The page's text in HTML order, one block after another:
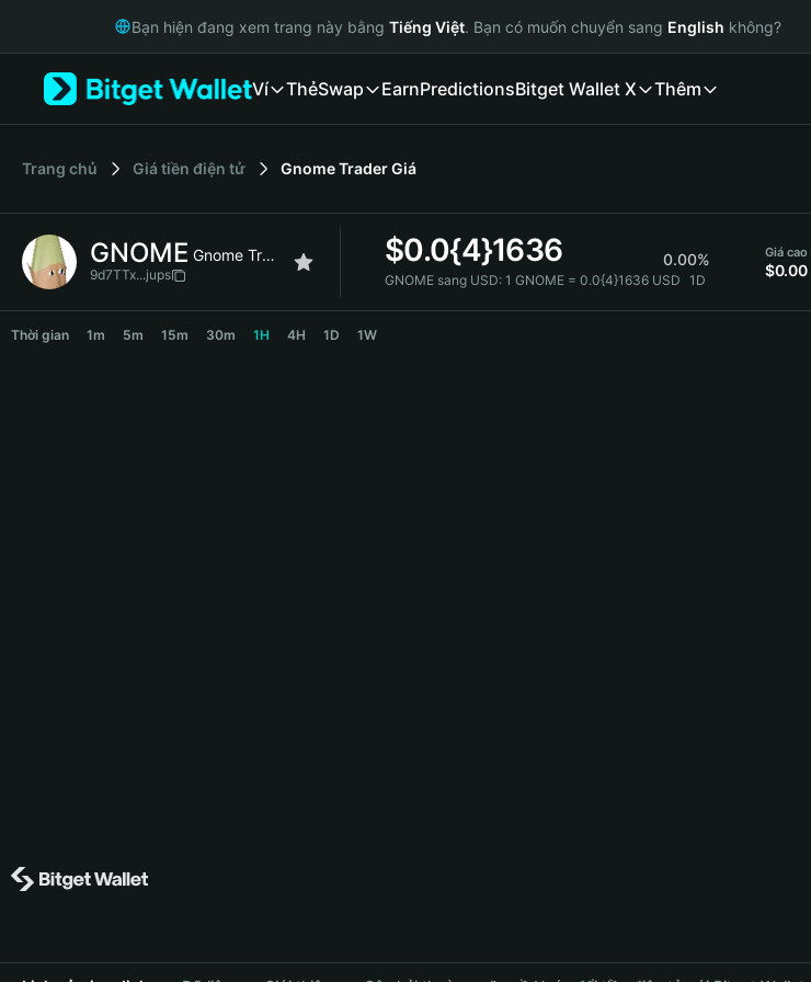
Русский
Italiano
简体中文
繁體中文
Bahasa Indonesia
Bạn hiện đang xem trang này bằng Tiếng Việt. Bạn có muốn chuyển sang English không?
Ví ThẻSwap EarnPredictionsBitget Wallet X Thêm
‌Trang chủ Giá tiền điện tử Gnome TraderGiá
GNOME Gnome Trader
9d7TTx...jups
$0.0{4}1636 0.00%
GNOME sang USD: 1 GNOME = 0.0{4}1636 USD 1D
Giá cao
$0.00
GNOME Price Chart
Thời gian 1m 5m 15m 30m 1H 4H 1D 1W